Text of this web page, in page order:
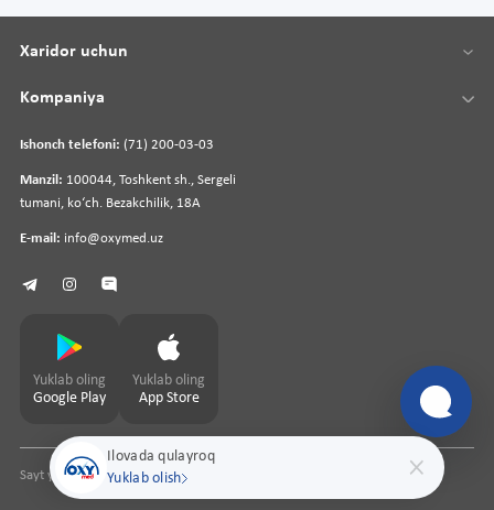
Ilovada qulayroq
Yuklab olish
Ishonch telefoni: (71) 200-03-03
Manzil: 100044, Toshkent sh., Sergeli
tumani, koʻch. Bezakchilik, 18A
E-mail: info@oxymed.uz
Xaridor uchun
Kompaniya
Yuklab oling
Google Play
Yuklab oling
App Store
Sayt yaratuvchipharmit.uz